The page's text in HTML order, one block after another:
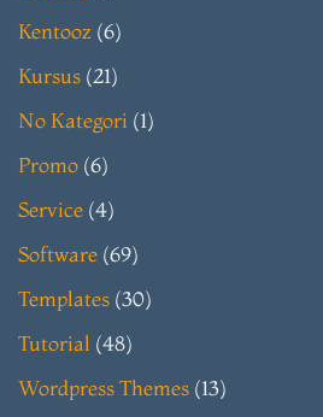
Kentooz (6)
Kursus (21)
No Kategori (1)
Promo (6)
Service (4)
Software (69)
Templates (30)
Tutorial (48)
Wordpress Themes (13)